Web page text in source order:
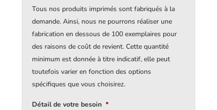
Tous nos produits imprimés sont fabriqués à la
demande. Ainsi, nous ne pourrons réaliser une
fabrication en dessous de 100 exemplaires pour
des raisons de coût de revient. Cette quantité
minimum est donnée à titre indicatif, elle peut
toutefois varier en fonction des options
spécifiques que vous choisirez.
Détail de votre besoin *